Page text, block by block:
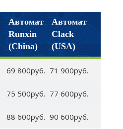
Автомат
Runxin
(China)
Автомат
Clack
(USA)
69 800руб. 71 900руб.
75 500руб. 77 600руб.
88 600руб. 90 600руб.